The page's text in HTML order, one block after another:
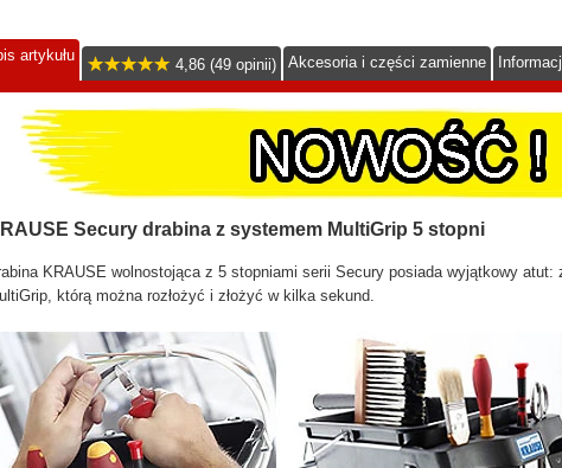
artykułu
4,86 (49 opinii) Akcesoria i części zamienne
Secury drabina z systemem MultiGrip 5 stopni
KRAUSE wolnostojąca z 5 stopniami serii Secury posiada wyjątkowy atut:
którą można rozłożyć i złożyć w kilka sekund.